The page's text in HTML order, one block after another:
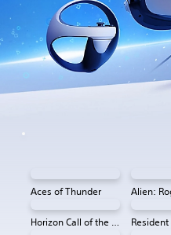
Aces of Thunder
Horizon Call of the Mountain™